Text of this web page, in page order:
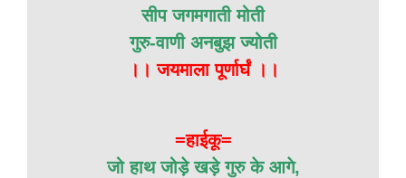
सीप जगमगाती मोती
गुरु-वाणी अनबुझ ज्योती
।। जयमाला पूर्णार्घं ।।
=हाईकू=
जो हाथ जोड़े खड़े गुरु के आगे,